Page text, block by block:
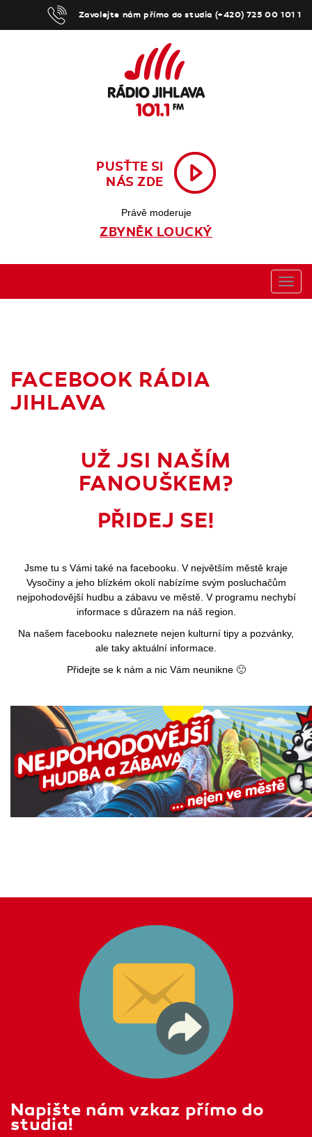
Zavolejte nám přímo do studia (+420) 725 00 101 1
PUSŤTE SI
NÁS ZDE
Právě moderuje
ZBYNĚK LOUCKÝ
FACEBOOK RÁDIA
JIHLAVA
UŽ JSI NAŠÍM
FANOUŠKEM?
PŘIDEJ SE!
Jsme tu s Vámi také na facebooku. V největším městě kraje
Vysočiny a jeho blízkém okolí nabízíme svým posluchačům
nejpohodovější hudbu a zábavu ve městě. V programu nechybí
informace s důrazem na náš region.
Na našem facebooku naleznete nejen kulturní tipy a pozvánky,
ale taky aktuální informace.
Přidejte se k nám a nic Vám neunikne 🙂
Napište nám vzkaz přímo do
studia!